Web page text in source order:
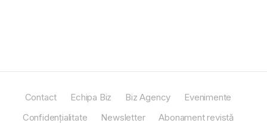
Contact Echipa Biz Biz Agency
Evenimente
Confidențialitate
Newsletter Abonament revistă